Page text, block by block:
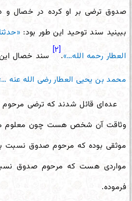
صدوق ترضی بر او کرده در خصال و
ببینید سند توحید این طور بود:
العطار رحمه الله…».
[۲]
سند خصال
محمد بن یحیى العطار رضی الله عنه
عده‌ای قائل شدند که ترضی
وثاقت آن شخص هست چون معلوم
موثقی بوده که مرحوم صدوق نسبت
مواردی هست که مرحوم صدوق
فرموده.